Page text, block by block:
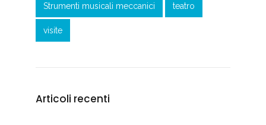
Strumenti musicali meccanici teatro
visite
Articoli recenti